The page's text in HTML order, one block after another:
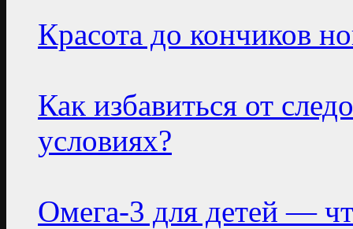
Красота до кончиков
Как избавиться от
условиях?
Омега-3 для детей —